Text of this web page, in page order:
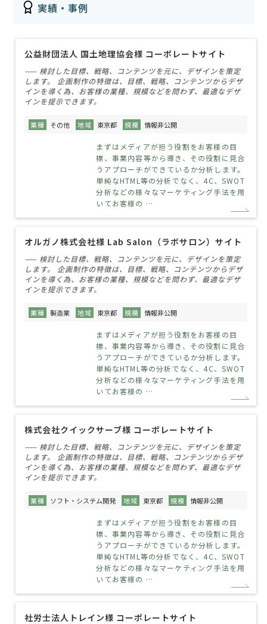
実績・事例
公益財団法人 国土地理協会様 コーポレートサイト
—— 検討した目標、戦略、コンテンツを元に、デザインを策定
します。 企画制作の特徴は、目標、戦略、コンテンツからデザ
インを導く為、お客様の業種、規模などを問わず、最適なデザ
インを提示できます。
業種 その他 地域 東京都 規模 情報非公開
まずはメディアが担う役割をお客様の目
標、事業内容等から導き、その役割に見合
うアプローチができているか分析します。
単純なHTML等の分析でなく、4C、SWOT
分析などの様々なマーケティング手法を用
いてお客様の …
オルガノ株式会社様 Lab Salon（ラボサロン）サイト
—— 検討した目標、戦略、コンテンツを元に、デザインを策定
します。 企画制作の特徴は、目標、戦略、コンテンツからデザ
インを導く為、お客様の業種、規模などを問わず、最適なデザ
インを提示できます。
業種 製造業 地域 東京都 規模 情報非公開
まずはメディアが担う役割をお客様の目
標、事業内容等から導き、その役割に見合
うアプローチができているか分析します。
単純なHTML等の分析でなく、4C、SWOT
分析などの様々なマーケティング手法を用
いてお客様の …
株式会社クイックサーブ様 コーポレートサイト
—— 検討した目標、戦略、コンテンツを元に、デザインを策定
します。 企画制作の特徴は、目標、戦略、コンテンツからデザ
インを導く為、お客様の業種、規模などを問わず、最適なデザ
インを提示できます。
業種 ソフト・システム開発 地域 東京都 規模 情報非公開
まずはメディアが担う役割をお客様の目
標、事業内容等から導き、その役割に見合
うアプローチができているか分析します。
単純なHTML等の分析でなく、4C、SWOT
分析などの様々なマーケティング手法を用
いてお客様の …
社労士法人トレイン様 コーポレートサイト